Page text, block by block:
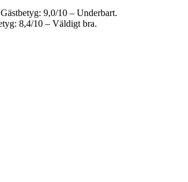
9,0/10 – Underbart.
8,4/10 – Väldigt bra.